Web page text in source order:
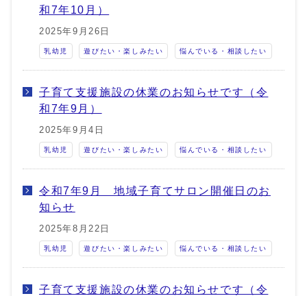
和7年10月）
2025年9月26日
乳幼児 遊びたい・楽しみたい 悩んでいる・相談したい
子育て支援施設の休業のお知らせです（令
和7年9月）
2025年9月4日
乳幼児 遊びたい・楽しみたい 悩んでいる・相談したい
令和7年9月 地域子育てサロン開催日のお
知らせ
2025年8月22日
乳幼児 遊びたい・楽しみたい 悩んでいる・相談したい
子育て支援施設の休業のお知らせです（令